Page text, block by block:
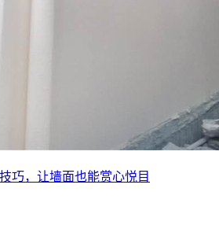
巧，让墙面也能赏心悦目